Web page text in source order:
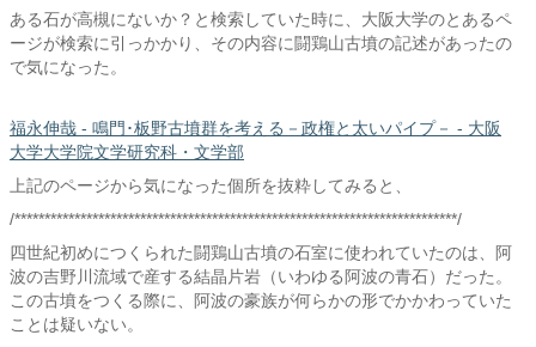
ある石が高槻にないか？と検索していた時に、大阪大学のとあるペ
ージが検索に引っかかり、その内容に闘鶏山古墳の記述があったの
で気になった。
福永伸哉 - 鳴門･板野古墳群を考える－政権と太いパイプ－ - 大阪
大学大学院文学研究科・文学部
上記のページから気になった個所を抜粋してみると、
/**************************************************************************/
四世紀初めにつくられた闘鶏山古墳の石室に使われていたのは、阿
波の吉野川流域で産する結晶片岩（いわゆる阿波の青石）だった。
この古墳をつくる際に、阿波の豪族が何らかの形でかかわっていた
ことは疑いない。